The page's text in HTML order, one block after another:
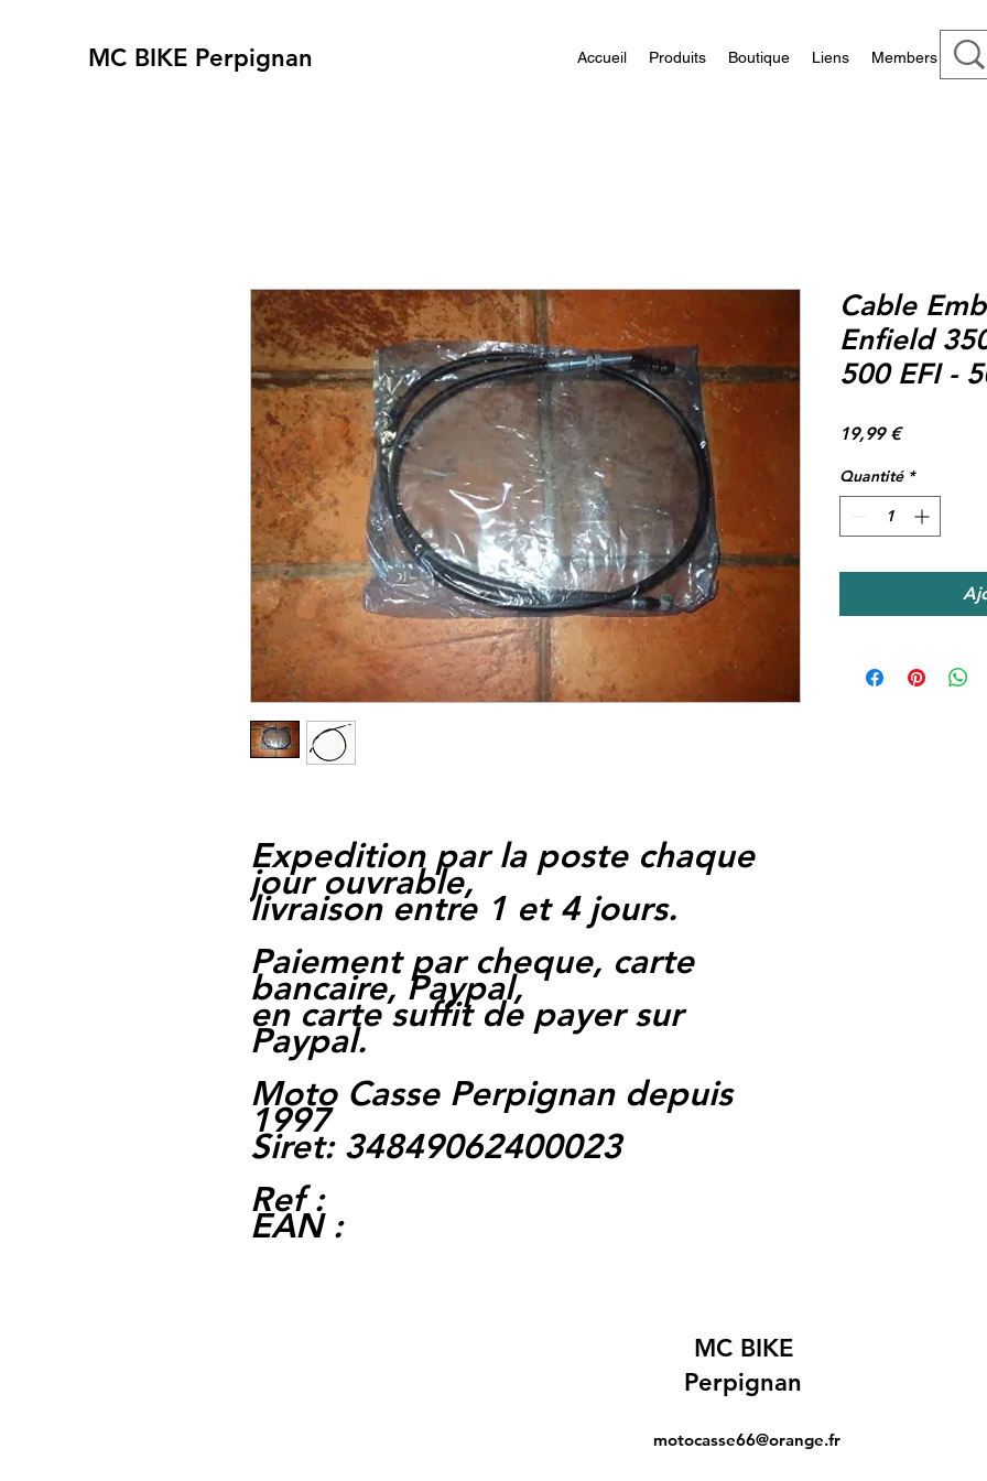
MC BIKE Perpignan Accueil Produits Boutique Liens Members
Expedition par la poste chaque
jour ouvrable,
livraison entre 1 et 4 jours.
Paiement par cheque, carte
bancaire, Paypal,
en carte suffit de payer sur
Paypal.
Moto Casse Perpignan depuis
1997
Siret: 34849062400023
Ref :
EAN :
Cable
Enfield
500 EFI -
19,99 €Prix
Quantité *
MC BIKE
Perpignan
motocasse66@orange.fr